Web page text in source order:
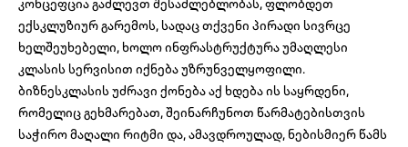
კონცეფცია გაძლევთ შესაძლებლობას, ფლობდეთ
ექსკლუზიურ გარემოს, სადაც თქვენი პირადი სივრცე
ხელშეუხებელი, ხოლო ინფრასტრუქტურა უმაღლესი
კლასის სერვისით იქნება უზრუნველყოფილი.
ბიზნესკლასის უძრავი ქონება აქ ხდება ის საყრდენი,
რომელიც გეხმარებათ, შეინარჩუნოთ წარმატებისთვის
საჭირო მაღალი რიტმი და, ამავდროულად, ნებისმიერ წამს